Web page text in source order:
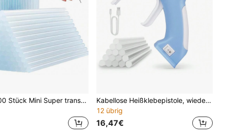
10/50/100 Stück Mini Super transparente Heißklebstoff-Sticks, transparenter Heißklebstoff, glatt und klar, geruchlos, starke Haftung, kompatibel mit den meisten Heißklebepistolen, geeignet für DIY, Kunst, Handwerk, Versiegelung, Holzbearbeitung, Kunststoff, Stoff, Keramik usw. Die Arbeitszeit der Produktwerkzeuge kann eine Abweichung von 5% aufweisen.
Kabellose Heißklebepistole, wiederaufladbare Heißklebepistole mit 2000mAh Batterie, 7mm*15 Klebestifte, ideal für DIY, Basteln und Reparaturwerkzeuge
12 übrig
16,47€